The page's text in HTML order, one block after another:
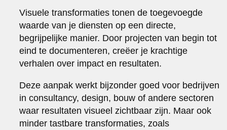
Visuele transformaties tonen de toegevoegde
waarde van je diensten op een directe,
begrijpelijke manier. Door projecten van begin tot
eind te documenteren, creëer je krachtige
verhalen over impact en resultaten.
Deze aanpak werkt bijzonder goed voor bedrijven
in consultancy, design, bouw of andere sectoren
waar resultaten visueel zichtbaar zijn. Maar ook
minder tastbare transformaties, zoals